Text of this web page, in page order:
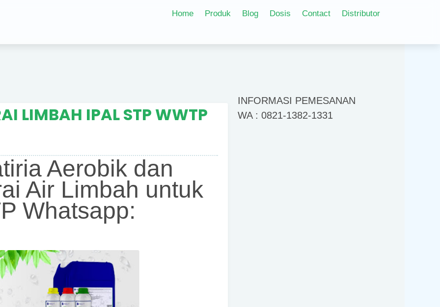
Home Produk Blog Dosis Contact Distributor
LIMBAH IPAL STP WWTP
Aerobik dan
Air Limbah untuk
Whatsapp:
INFORMASI PEMESANAN
WA : 0821-1382-1331